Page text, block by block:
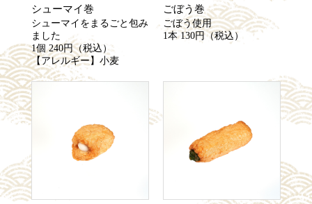
シューマイ巻
シューマイをまるごと包み
ました
1個 240円（税込）
【アレルギー】小麦
ごぼう巻
ごぼう使用
1本 130円（税込）